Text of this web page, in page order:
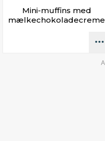
Mini-muffins med
mælkechokoladecreme